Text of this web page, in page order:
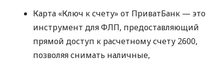
Карта «Ключ к счету» от ПриватБанк — это
инструмент для ФЛП, предоставляющий
прямой доступ к расчетному счету 2600,
позволяя снимать наличные,